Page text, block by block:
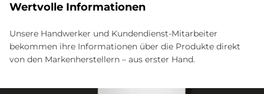
Wertvolle Informationen
Unsere Handwerker und Kundendienst-Mitarbeiter
bekommen ihre Informa­tionen über die Produkte direkt
von den Marken­­herstellern – aus erster Hand.